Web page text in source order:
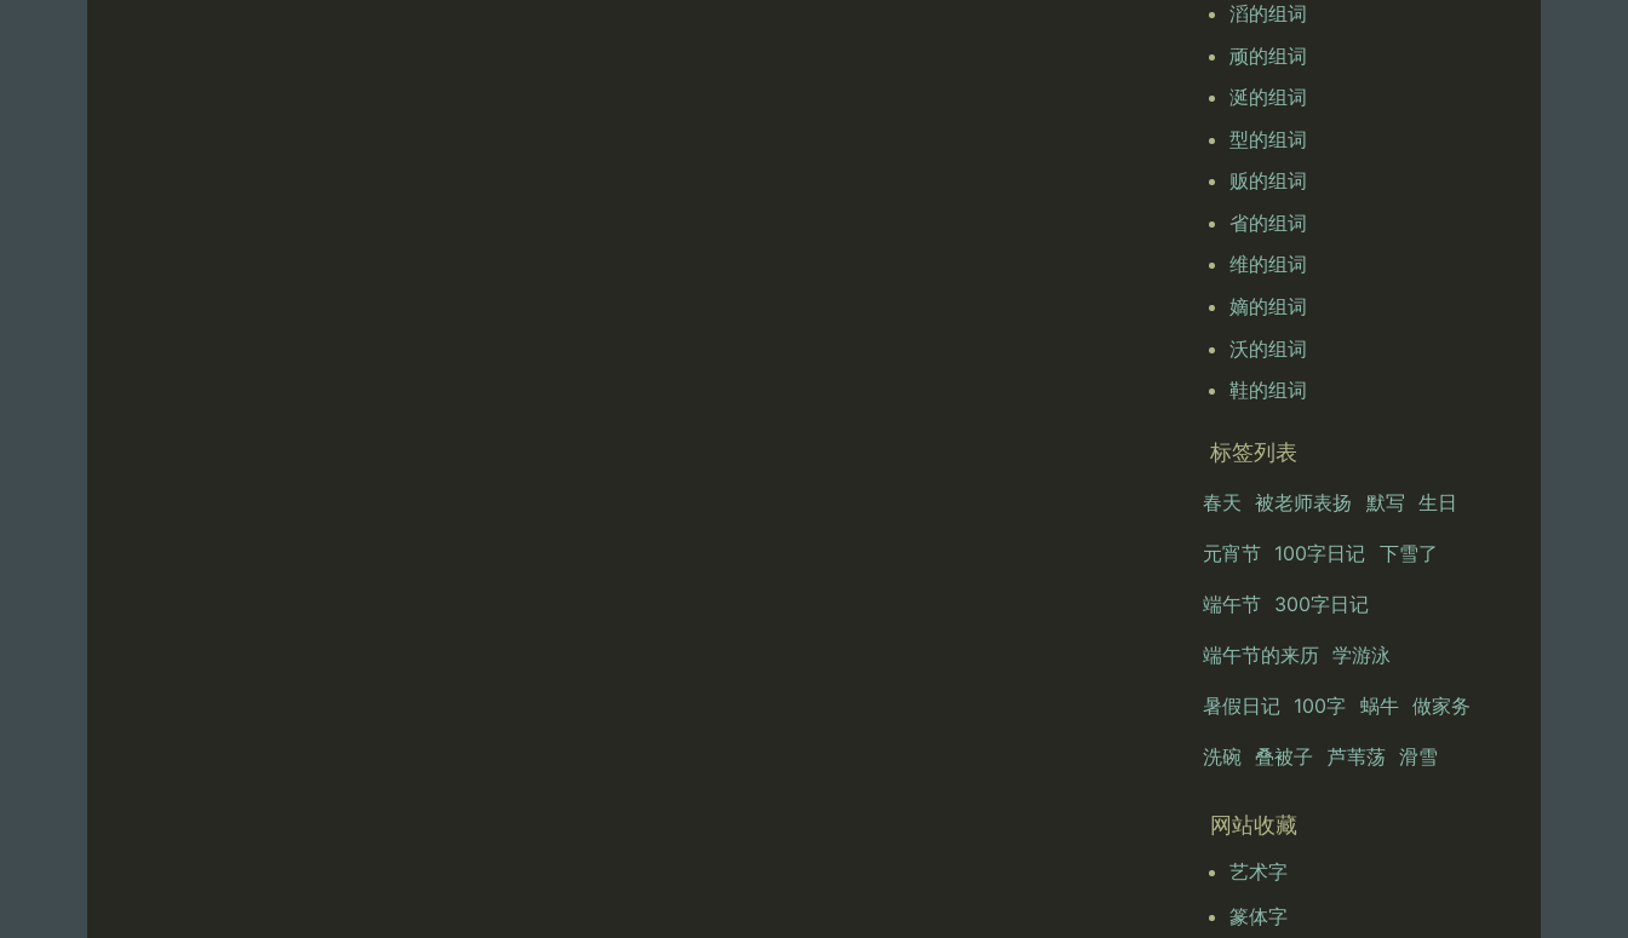
滔的组词
顽的组词
涎的组词
型的组词
贩的组词
省的组词
维的组词
嫡的组词
沃的组词
鞋的组词
标签列表
春天 被老师表扬 默写 生日
元宵节 100字日记 下雪了
端午节 300字日记
端午节的来历 学游泳
暑假日记 100字 蜗牛 做家务
洗碗 叠被子 芦苇荡 滑雪
网站收藏
艺术字
篆体字